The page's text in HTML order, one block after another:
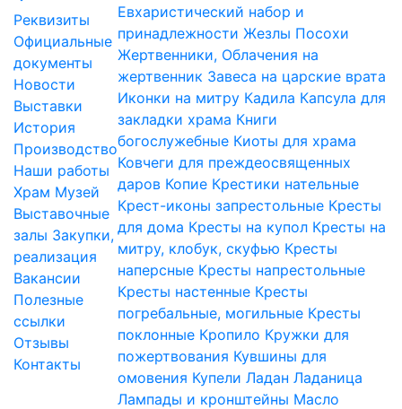
Реквизиты
Официальные
документы
Новости
Выставки
История
Производство
Наши работы
Храм Музей
Выставочные
залы Закупки,
реализация
Вакансии
Полезные
ссылки
Отзывы
Контакты
Евхаристический набор и
принадлежности Жезлы Посохи
Жертвенники, Облачения на
жертвенник Завеса на царские врата
Иконки на митру Кадила Капсула для
закладки храма Книги
богослужебные Киоты для храма
Ковчеги для преждеосвященных
даров Копие Крестики нательные
Крест-иконы запрестольные Кресты
для дома Кресты на купол Кресты на
митру, клобук, скуфью Кресты
наперсные Кресты напрестольные
Кресты настенные Кресты
погребальные, могильные Кресты
поклонные Кропило Кружки для
пожертвования Кувшины для
омовения Купели Ладан Ладаница
Лампады и кронштейны Масло